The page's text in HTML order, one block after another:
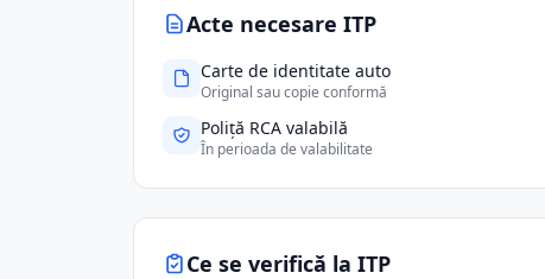
Acte necesare ITP
Carte de identitate auto
Original sau copie conformă
Poliță RCA valabilă
În perioada de valabilitate
Ce se verifică la ITP